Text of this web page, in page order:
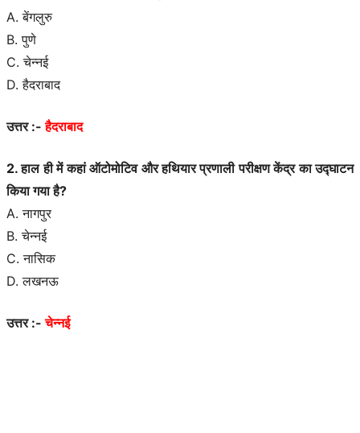
A. बेंगलुरु
B. पुणे
C. चेन्नई
D. हैदराबाद
उत्तर :-हैदराबाद
2. हाल ही में कहां ऑटोमोटिव और हथियार प्रणाली परीक्षण केंद्र का उद्घाटन
किया गया है?
A. नागपुर
B. चेन्नई
C. नासिक
D. लखनऊ
उत्तर :-चेन्नई